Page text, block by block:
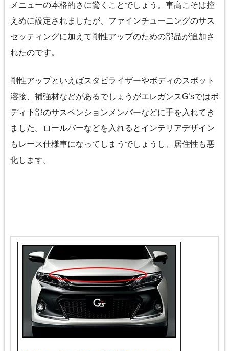
メニューの本格的さに驚くことでしょう。車高こそは控
えめに設定されましたが、ファインチューニングのサス
セッティングに加えて剛性アップのための部品が追加さ
れたのです。
剛性アップといえばスタビライザーやボディのスポット
溶接、補強材などがあるでしょうがエレガンスG’sではボ
ディ下部のサスペンションメンバーなどに手を入れてき
ました。ロールバーなどを入れるとインテリアデザイン
もレース仕様車になってしまうでしょうし、居住性も悪
化します。